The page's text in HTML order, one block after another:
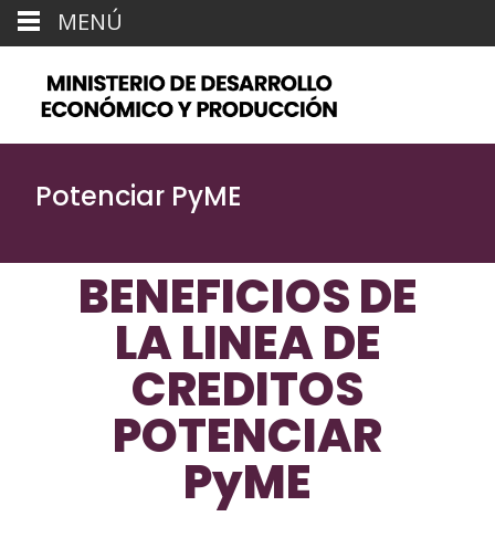
Potenciar PyME
BENEFICIOS DE
LA LINEA DE
CREDITOS
POTENCIAR
PyME
MENÚ